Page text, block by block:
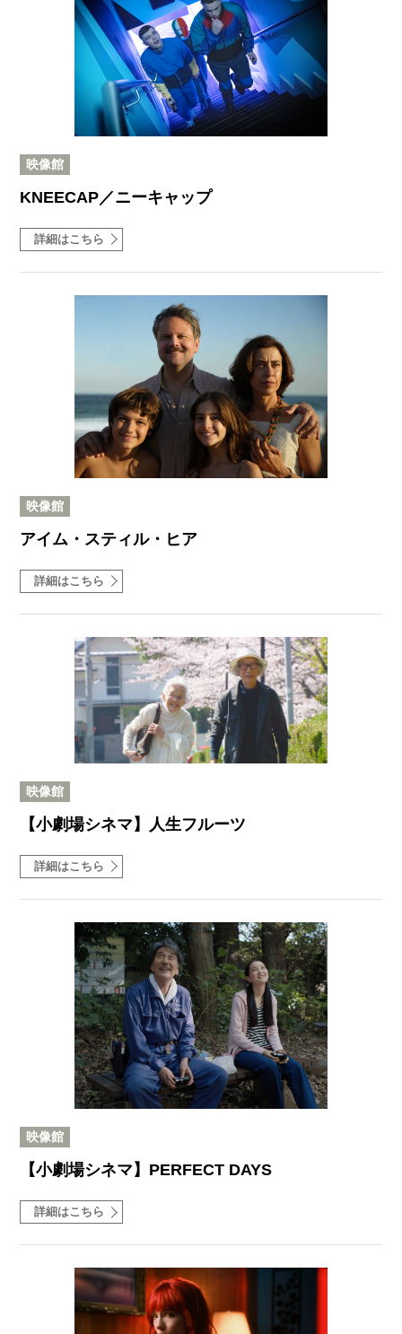
映像館
KNEECAP／ニーキャップ
詳細はこちら
映像館
アイム・スティル・ヒア
詳細はこちら
映像館
【小劇場シネマ】人生フルーツ
詳細はこちら
映像館
【小劇場シネマ】PERFECT DAYS
詳細はこちら